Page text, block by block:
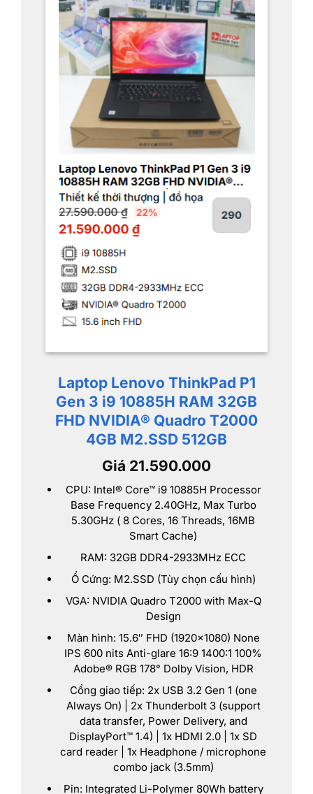
Laptop Lenovo ThinkPad P1
Gen 3 i9 10885H RAM 32GB
FHD NVIDIA® Quadro T2000
4GB M2.SSD 512GB
Giá 21.590.000
CPU: Intel® Core™ i9 10885H Processor
Base Frequency 2.40GHz, Max Turbo
5.30GHz ( 8 Cores, 16 Threads, 16MB
Smart Cache)
RAM: 32GB DDR4-2933MHz ECC
Ổ Cứng: M2.SSD (Tùy chọn cấu hình)
VGA: NVIDIA Quadro T2000 with Max-Q
Design
Màn hình: 15.6″ FHD (1920×1080) None
IPS 600 nits Anti-glare 16:9 1400:1 100%
Adobe® RGB 178° Dolby Vision, HDR
Cổng giao tiếp: 2x USB 3.2 Gen 1 (one
Always On) | 2x Thunderbolt 3 (support
data transfer, Power Delivery, and
DisplayPort™ 1.4) | 1x HDMI 2.0 | 1x SD
card reader | 1x Headphone / microphone
combo jack (3.5mm)
Pin: Integrated Li-Polymer 80Wh battery